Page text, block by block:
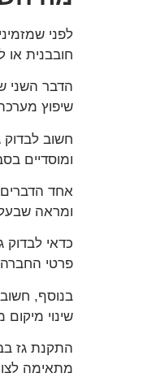
לפני
חובבנית או
הדבר השני
שיפוץ
חשוב
ומוסדיים
אחד הדברים
ומראה שבעל
כדאי
פרטי
בנוסף,
שינוי
התקנת גז
מתאימה